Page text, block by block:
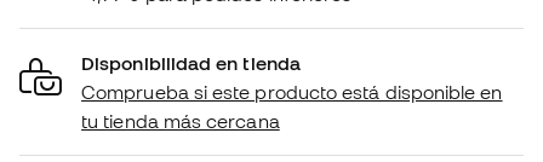
Disponibilidad en tienda
Comprueba si este producto está disponible en
tu tienda más cercana